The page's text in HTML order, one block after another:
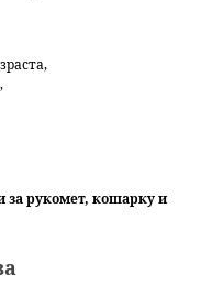
за рукомет, кошарку и